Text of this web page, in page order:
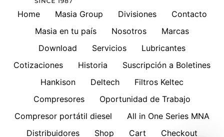
Home Masia Group Divisiones
Contacto
Masia en tu país
Nosotros
Marcas
Download
Servicios
Lubricantes
Cotizaciones
Historia
Suscripción a Boletines
Hankison
Deltech
Filtros Keltec
Compresores
Oportunidad de Trabajo
Compresor portátil diesel
All in One Series MNA
Distribuidores
Shop Cart Checkout